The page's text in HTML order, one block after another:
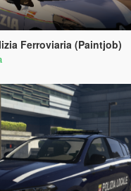
Ferroviaria (Paintjob)